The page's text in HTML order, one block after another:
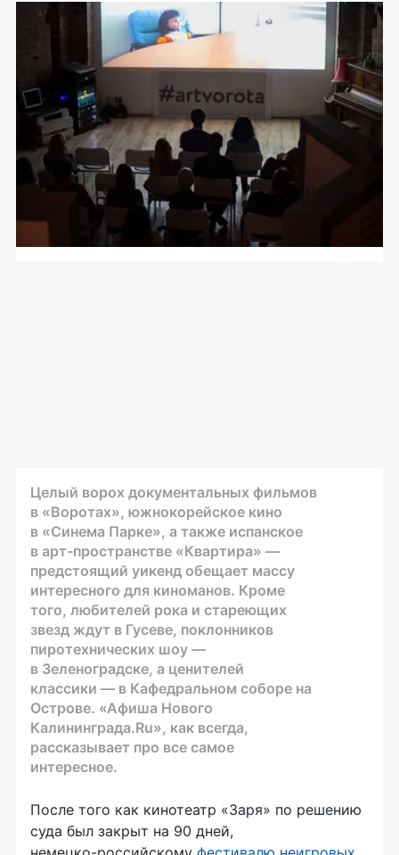
Целый ворох документальных фильмов
в «Воротах», южнокорейское кино
в «Синема Парке», а также испанское
в арт-пространстве «Квартира» —
предстоящий уикенд обещает массу
интересного для киноманов. Кроме
того, любителей рока и стареющих
звезд ждут в Гусеве, поклонников
пиротехнических шоу —
в Зеленоградске, а ценителей
классики — в Кафедральном соборе на
Острове. «Афиша Нового
Калининграда.Ru», как всегда,
рассказывает про все самое
интересное.
После того как кинотеатр «Заря» по решению
суда был закрыт на 90 дней,